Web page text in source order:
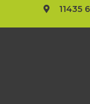
11435